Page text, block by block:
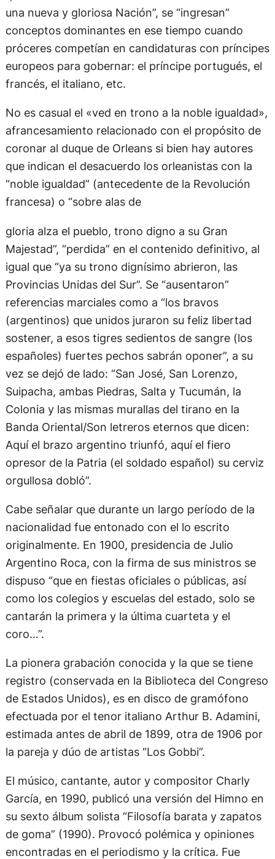
una nueva y gloriosa Nación”, se “ingresan”
conceptos dominantes en ese tiempo cuando
próceres competían en candidaturas con príncipes
europeos para gobernar: el príncipe portugués, el
francés, el italiano, etc.
No es casual el «ved en trono a la noble igualdad»,
afrancesamiento relacionado con el propósito de
coronar al duque de Orleans si bien hay autores
que indican el desacuerdo los orleanistas con la
“noble igualdad” (antecedente de la Revolución
francesa) o “sobre alas de
gloria alza el pueblo, trono digno a su Gran
Majestad”, “perdida” en el contenido definitivo, al
igual que “ya su trono dignísimo abrieron, las
Provincias Unidas del Sur”. Se “ausentaron”
referencias marciales como a “los bravos
(argentinos) que unidos juraron su feliz libertad
sostener, a esos tigres sedientos de sangre (los
españoles) fuertes pechos sabrán oponer”, a su
vez se dejó de lado: “San José, San Lorenzo,
Suipacha, ambas Piedras, Salta y Tucumán, la
Colonia y las mismas murallas del tirano en la
Banda Oriental/Son letreros eternos que dicen:
Aquí el brazo argentino triunfó, aquí el fiero
opresor de la Patria (el soldado español) su cerviz
orgullosa dobló”.
Cabe señalar que durante un largo período de la
nacionalidad fue entonado con el lo escrito
originalmente. En 1900, presidencia de Julio
Argentino Roca, con la firma de sus ministros se
dispuso “que en fiestas oficiales o públicas, así
como los colegios y escuelas del estado, solo se
cantarán la primera y la última cuarteta y el
coro…”.
La pionera grabación conocida y la que se tiene
registro (conservada en la Biblioteca del Congreso
de Estados Unidos), es en disco de gramófono
efectuada por el tenor italiano Arthur B. Adamini,
estimada antes de abril de 1899, otra de 1906 por
la pareja y dúo de artistas “Los Gobbi”.
El músico, cantante, autor y compositor Charly
García, en 1990, publicó una versión del Himno en
su sexto álbum solista “Filosofía barata y zapatos
de goma” (1990). Provocó polémica y opiniones
encontradas en el periodismo y la crítica. Fue